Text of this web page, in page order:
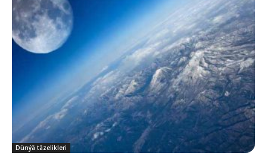
Dünýä täzelikleri